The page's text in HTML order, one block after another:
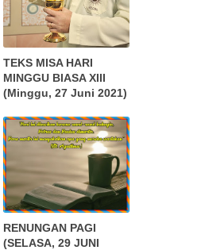
TEKS MISA HARI
MINGGU BIASA XIII
(Minggu, 27 Juni 2021)
RENUNGAN PAGI
(SELASA, 29 JUNI